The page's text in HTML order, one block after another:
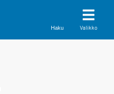
Haku Valikko